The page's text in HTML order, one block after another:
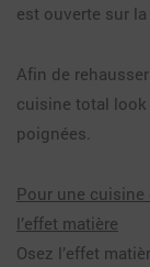
est ouverte sur la
Afin de
cuisine total look
poignées.
Pour une cuisine
l’effet matière
Osez l’effet